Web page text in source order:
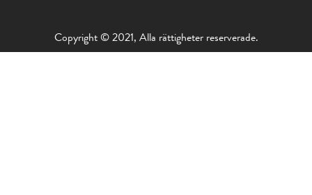
Copyright © 2021, Alla rättigheter reserverade.